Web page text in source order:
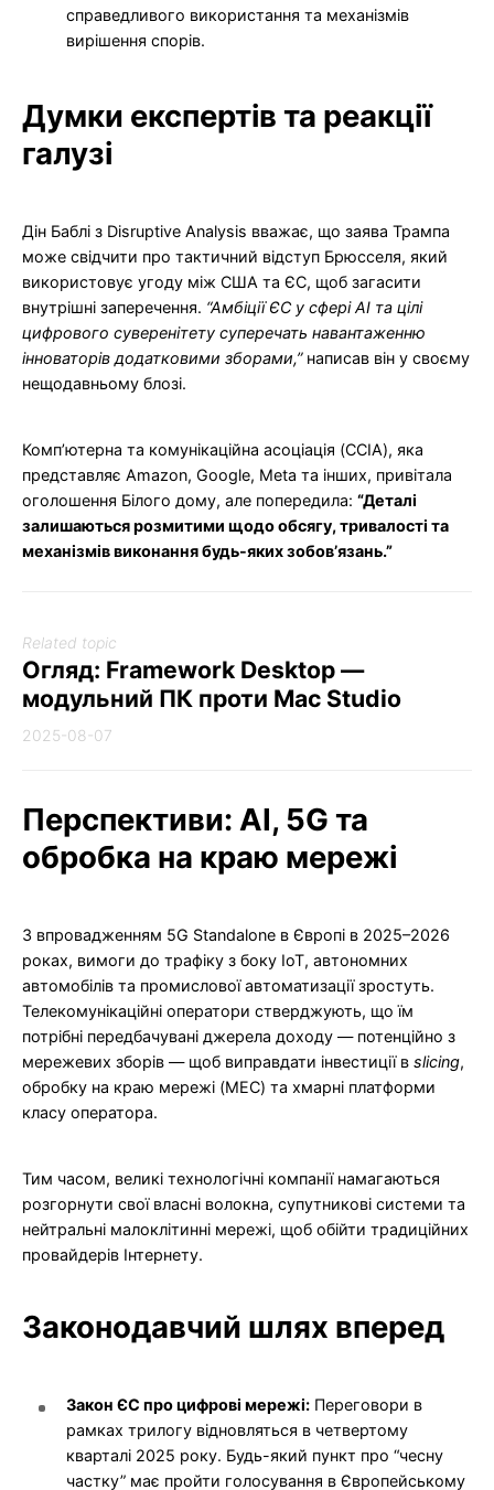
справедливого використання та механізмів
вирішення спорів.
Думки експертів та реакції
галузі
Дін Баблі з Disruptive Analysis вважає, що заява Трампа
може свідчити про тактичний відступ Брюсселя, який
використовує угоду між США та ЄС, щоб загасити
внутрішні заперечення. “Амбіції ЄС у сфері AI та цілі
цифрового суверенітету суперечать навантаженню
інноваторів додатковими зборами,”написав він у своєму
нещодавньому блозі.
Комп’ютерна та комунікаційна асоціація (CCIA), яка
представляє Amazon, Google, Meta та інших, привітала
оголошення Білого дому, але попередила: “Деталі
залишаються розмитими щодо обсягу, тривалості та
механізмів виконання будь-яких зобов’язань.”
Related topic
Огляд: Framework Desktop —
модульний ПК проти Mac Studio
2025-08-07
Перспективи: AI, 5G та
обробка на краю мережі
З впровадженням 5G Standalone в Європі в 2025–2026
роках, вимоги до трафіку з боку IoT, автономних
автомобілів та промислової автоматизації зростуть.
Телекомунікаційні оператори стверджують, що їм
потрібні передбачувані джерела доходу — потенційно з
мережевих зборів — щоб виправдати інвестиції в slicing,
обробку на краю мережі (MEC) та хмарні платформи
класу оператора.
Тим часом, великі технологічні компанії намагаються
розгорнути свої власні волокна, супутникові системи та
нейтральні малоклітинні мережі, щоб обійти традиційних
провайдерів Інтернету.
Законодавчий шлях вперед
Закон ЄС про цифрові мережі: Переговори в
рамках трилогу відновляться в четвертому
кварталі 2025 року. Будь-який пункт про “чесну
частку” має пройти голосування в Європейському